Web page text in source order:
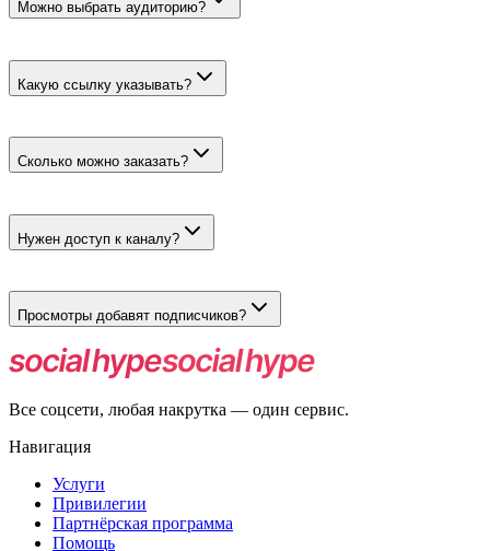
Можно выбрать аудиторию?
возраст.
Какую ссылку указывать?
Сколько можно заказать?
Нужен доступ к каналу?
Просмотры добавят подписчиков?
Подписка не входит в заказ. Живой пользователь может
подписаться по собственному интересу.
Все соцсети, любая накрутка — один сервис.
Навигация
Услуги
Привилегии
Партнёрская программа
Помощь